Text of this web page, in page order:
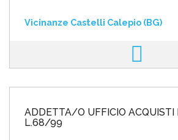
Vicinanze Castelli Calepio (BG)
ADDETTA/O UFFICIO ACQUISTI
L.68/99